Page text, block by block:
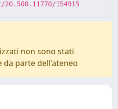
154915
non sono stati
da parte dell'ateneo